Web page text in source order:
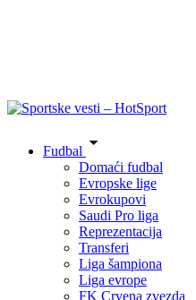
Fudbal
Domaći fudbal
Evropske lige
Evrokupovi
Saudi Pro liga
Reprezentacija
Transferi
Liga šampiona
Liga evrope
FK Crvena zvezda